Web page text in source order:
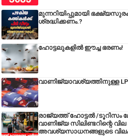
മുന്നറിയിപ്പുമായി
ശ്രദ്ധിക്കണം.?
ഹോട്ടലുകളിൽ ഈച്ച ഭരണം!
വാണിജ്യാവശ്യത്തിനുള്ള
രാജ്യത്ത് ഹോട്ടൽ /ടൂറിസം
വാണിജ്യ സിലിണ്ടറിന്റെ വില
അവശ്യസാധനങ്ങളുടെ